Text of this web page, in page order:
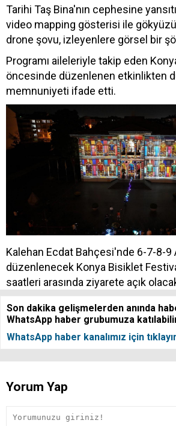
Tarihi Taş Bina'nın cephesine
video mapping gösterisi ile
drone şovu, izleyenlere görsel bir
Programı aileleriyle takip eden
öncesinde düzenlenen etkinlikten
memnuniyeti ifade etti.
Kalehan Ecdat Bahçesi'nde 6-7-8-
düzenlenecek Konya Bisiklet
saatleri arasında ziyarete açık
Son dakika gelişmelerden anında
WhatsApp haber grubumuza
WhatsApp haber kanalımız için
Yorum Yap